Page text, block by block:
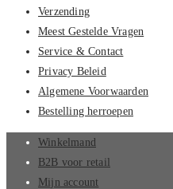
Verzending
Meest Gestelde Vragen
Service & Contact
Privacy Beleid
Algemene Voorwaarden
Bestelling herroepen
Winkelmand
B2B voor retail
Mijn account